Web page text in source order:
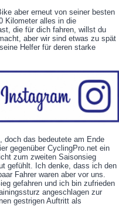
aber erneut von seiner besten
Kilometer alles in die
die für dich fahren, willst du
aber wir sind etwas zu spät
Helfer für deren starke
doch das bedeutete am Ende
gegenüber CyclingPro.net ein
zum zweiten Saisonsieg
gefühlt. Ich denke, dass ich den
Fahrer waren aber vor uns.
gefahren und ich bin zufrieden
angeschlagen zur
gestrigen Auftritt als